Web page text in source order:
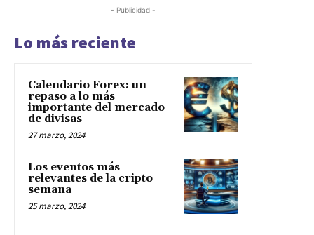
- Publicidad -
Lo más reciente
Calendario Forex: un
repaso a lo más
importante del mercado
de divisas
27 marzo, 2024
Los eventos más
relevantes de la cripto
semana
25 marzo, 2024